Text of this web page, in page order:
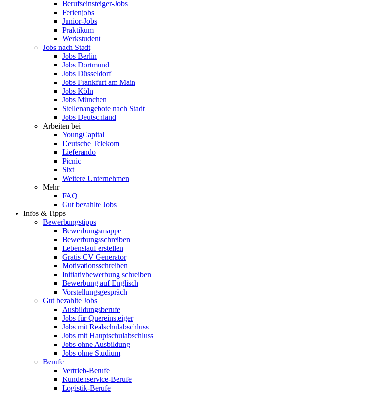
Berufseinsteiger-Jobs
Ferienjobs
Junior-Jobs
Praktikum
Werkstudent
Jobs nach Stadt
Jobs Berlin
Jobs Dortmund
Jobs Düsseldorf
Jobs Frankfurt am Main
Jobs Köln
Jobs München
Stellenangebote nach Stadt
Jobs Deutschland
Arbeiten bei
YoungCapital
Deutsche Telekom
Lieferando
Picnic
Sixt
Weitere Unternehmen
Mehr
FAQ
Gut bezahlte Jobs
Infos & Tipps
Bewerbungstipps
Bewerbungsmappe
Bewerbungsschreiben
Lebenslauf erstellen
Gratis CV Generator
Motivationsschreiben
Initiativbewerbung schreiben
Bewerbung auf Englisch
Vorstellungsgespräch
Gut bezahlte Jobs
Ausbildungsberufe
Jobs für Quereinsteiger
Jobs mit Realschulabschluss
Jobs mit Hauptschulabschluss
Jobs ohne Ausbildung
Jobs ohne Studium
Berufe
Vertrieb-Berufe
Kundenservice-Berufe
Logistik-Berufe